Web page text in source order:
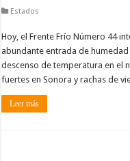
Estados
Hoy, el Frente Frío Número 44
abundante entrada de
descenso de temperatura en el
fuertes en Sonora y rachas de
Leer más